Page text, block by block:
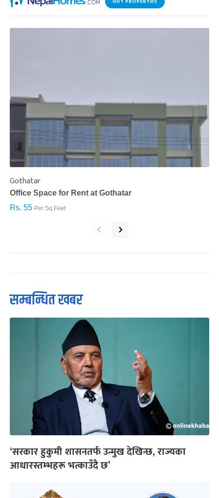
Gothatar
Office Space for Rent at Gothatar
Rs. 55 Per Sq.Feet
‹ ›
सम्बन्धित खबर
‘सरकार हुकुमी शासनतर्फ उन्मुख देखिन्छ, राज्यका
आधारस्तम्भहरू भत्काउँदै छ’